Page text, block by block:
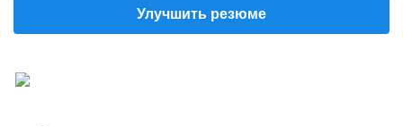
Улучшить резюме